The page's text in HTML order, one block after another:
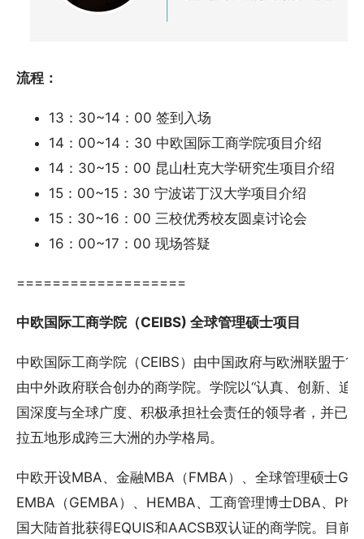
流程：
13：30~14：00 签到入场
14：00~14：30 中欧国际工商学院项目介绍
14：30~15：00 昆山杜克大学研究生项目介绍
15：00~15：30 宁波诺丁汉大学项目介绍
15：30~16：00 三校优秀校友圆桌讨论会
16：00~17：00 现场答疑
===================
中欧国际工商学院（CEIBS) 全球管理硕士项目
中欧国际工商学院（CEIBS）由中国政府与欧洲联盟于
由中外政府联合创办的商学院。学院以“认真、创新、追
国深度与全球广度、积极承担社会责任的领导者，并已
拉五地形成跨三大洲的办学格局。
中欧开设MBA、金融MBA（FMBA）、全球管理硕士
EMBA（GEMBA）、HEMBA、工商管理博士DBA、
国大陆首批获得EQUIS和AACSB双认证的商学院。目前